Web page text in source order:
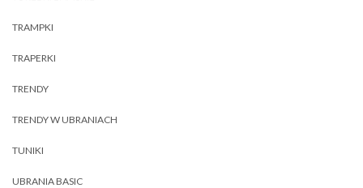
TRAMPKI
TRAPERKI
TRENDY
TRENDY W UBRANIACH
TUNIKI
UBRANIA BASIC